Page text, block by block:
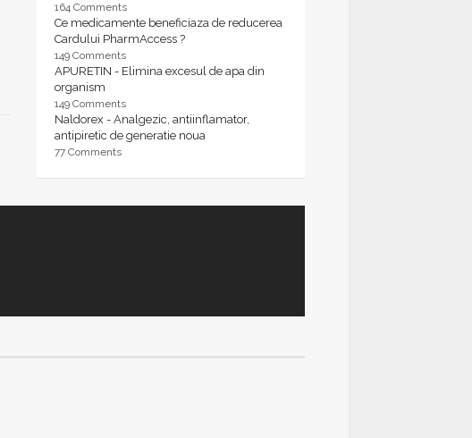
164 Comments
Ce medicamente beneficiaza de reducerea
Cardului PharmAccess ?
149 Comments
APURETIN - Elimina excesul de apa din
organism
149 Comments
Naldorex - Analgezic, antiinflamator,
antipiretic de generatie noua
77 Comments